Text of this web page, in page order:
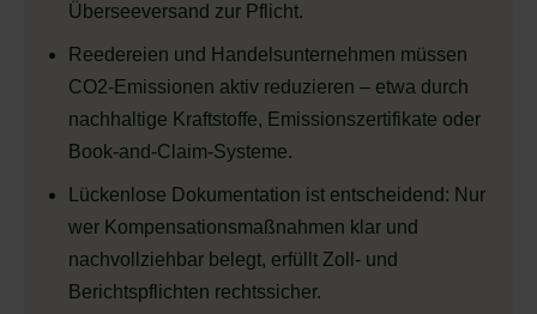
Überseeversand zur Pflicht.
Reedereien und Handelsunternehmen müssen
CO2-Emissionen aktiv reduzieren – etwa durch
nachhaltige Kraftstoffe, Emissionszertifikate oder
Book-and-Claim-Systeme.
Lückenlose Dokumentation ist entscheidend: Nur
wer Kompensationsmaßnahmen klar und
nachvollziehbar belegt, erfüllt Zoll- und
Berichtspflichten rechtssicher.